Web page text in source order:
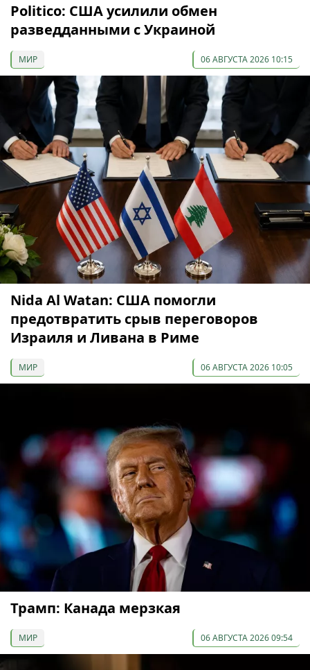
Politico: США усилили обмен
разведданными с Украиной
МИР 06 АВГУСТА 2026 10:15
Nida Al Watan: США помогли
предотвратить срыв переговоров
Израиля и Ливана в Риме
МИР 06 АВГУСТА 2026 10:05
Трамп: Канада мерзкая
МИР 06 АВГУСТА 2026 09:54